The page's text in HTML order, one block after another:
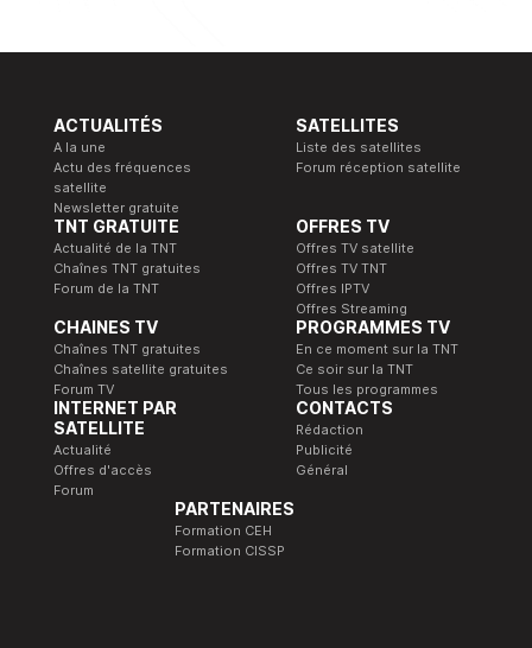
ACTUALITÉS
A la une
Actu des fréquences
satellite
Newsletter gratuite
SATELLITES
Liste des satellites
Forum réception satellite
TNT GRATUITE
Actualité de la TNT
Chaînes TNT gratuites
Forum de la TNT
OFFRES TV
Offres TV satellite
Offres TV TNT
Offres IPTV
Offres Streaming
CHAINES TV
Chaînes TNT gratuites
Chaînes satellite gratuites
Forum TV
PROGRAMMES TV
En ce moment sur la TNT
Ce soir sur la TNT
Tous les programmes
INTERNET PAR
SATELLITE
Actualité
Offres d'accès
Forum
CONTACTS
Rédaction
Publicité
Général
PARTENAIRES
Formation CEH
Formation CISSP